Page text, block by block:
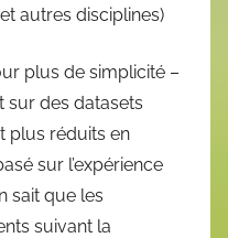
autres disciplines)
plus de simplicité –
sur des datasets
plus réduits en
sur l’expérience
sait que les
suivant la